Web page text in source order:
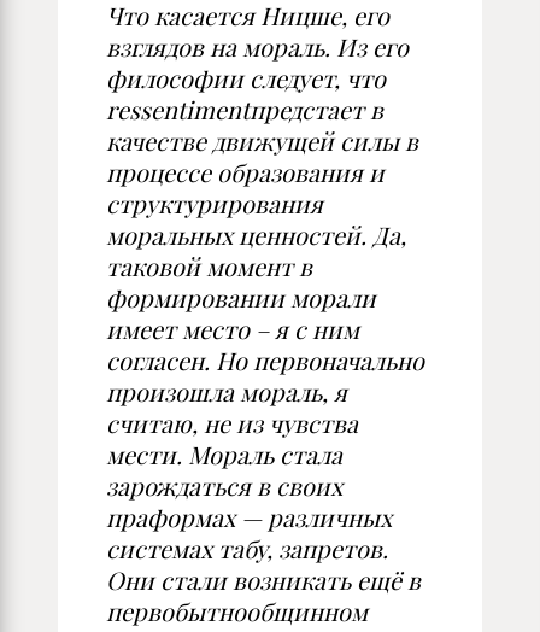
Что касается Ницше, его
взглядов на мораль. Из его
философии следует, что
ressentimentпредстает в
качестве движущей силы в
процессе образования и
структурирования
моральных ценностей. Да,
таковой момент в
формировании морали
имеет место – я с ним
согласен. Но первоначально
произошла мораль, я
считаю, не из чувства
мести. Мораль стала
зарождаться в своих
праформах — различных
системах табу, запретов.
Они стали возникать ещё в
первобытнообщинном